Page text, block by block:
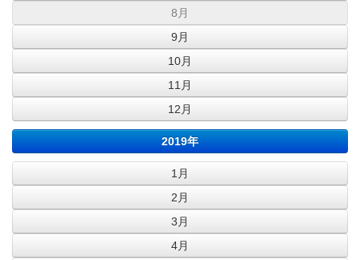
8月
9月
10月
11月
12月
2019年
1月
2月
3月
4月